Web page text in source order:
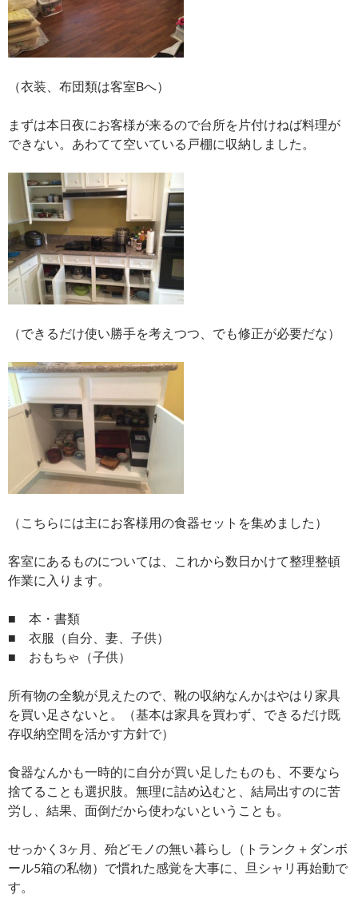
（衣装、布団類は客室Bへ）
まずは本日夜にお客様が来るので台所を片付けねば料理が
できない。あわてて空いている戸棚に収納しました。
（できるだけ使い勝手を考えつつ、でも修正が必要だな）
（こちらには主にお客様用の食器セットを集めました）
客室にあるものについては、これから数日かけて整理整頓
作業に入ります。
■ 本・書類
■ 衣服（自分、妻、子供）
■ おもちゃ（子供）
所有物の全貌が見えたので、靴の収納なんかはやはり家具
を買い足さないと。（基本は家具を買わず、できるだけ既
存収納空間を活かす方針で）
食器なんかも一時的に自分が買い足したものも、不要なら
捨てることも選択肢。無理に詰め込むと、結局出すのに苦
労し、結果、面倒だから使わないということも。
せっかく3ヶ月、殆どモノの無い暮らし（トランク＋ダンボ
ール5箱の私物）で慣れた感覚を大事に、旦シャリ再始動で
す。